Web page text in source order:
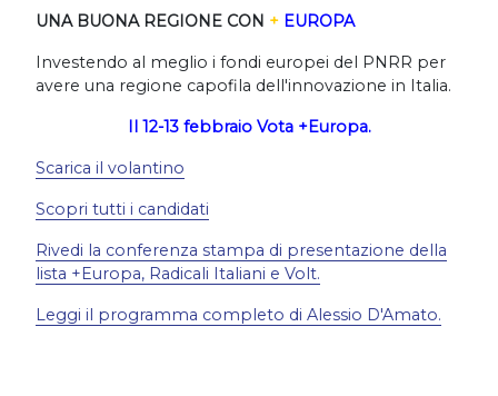
UNA BUONA REGIONE CON + EUROPA
Investendo al meglio i fondi europei del PNRR per
avere una regione capofila dell'innovazione in Italia.
Il 12-13 febbraio Vota +Europa.
Scarica il volantino
Scopri tutti i candidati
Rivedi la conferenza stampa di presentazione della
lista +Europa, Radicali Italiani e Volt.
Leggi il programma completo di Alessio D'Amato.